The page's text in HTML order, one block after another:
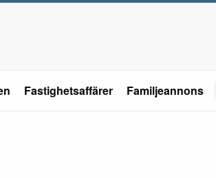
Fastighetsaffärer Familjeannons